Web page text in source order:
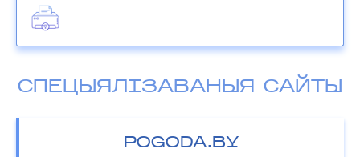
СПЕЦЫЯЛІЗАВАНЫЯ САЙТЫ
POGODA.BY